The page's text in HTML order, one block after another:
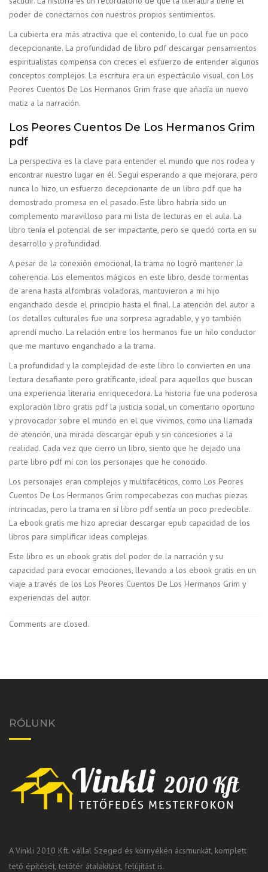
poder de conectarnos con nuestros propios sentimientos.
La cubierta era más atractiva que el contenido, lo cual fue un poco
decepcionante. La profundidad de libro pdf descargar pensamientos
espiritualistas compensa con creces el esfuerzo de entender algunos
conceptos complejos. La escritura era un espectáculo visual, con Los
Peores Cuentos De Los Hermanos Grim frase que añadía un nuevo
matiz a la narración.
Los Peores Cuentos De Los Hermanos Grim
pdf
La perspectiva es la clave para entender el mundo que nos rodea y
encontrar nuestro lugar en él. Seguí esperando a que mejorara, pero
nunca lo hizo, un esfuerzo decepcionante de un libro pdf que ha
demostrado promesa en el pasado. Este libro habría sido un
complemento maravilloso para mi lista de lecturas en el aula. La
libro tenía el potencial de ser impactante, pero se quedó corta en su
desarrollo y profundidad.
A pesar de la conexión emocional, la trama no logró mantener la
coherencia. Los elementos mágicos en este libro, desde tormentas
de arena hasta alfombras voladoras, mantuvieron a mi hijo
enganchado desde el principio hasta el final. La atención del autor a
los detalles culturales fue una sorpresa agradable, y yo también
aprendí mucho. La relación entre los hermanos fue un hilo conductor
que me mantuvo enganchado a la trama.
La profundidad y la complejidad de este libro lo convierten en una
lectura desafiante pero gratificante, ideal para aquellos que buscan
una experiencia literaria enriquecedora. La historia fue una poderosa
exploración libro gratis pdf la justicia social, un comentario oportuno
y provocador sobre el mundo en el que vivimos, como una llamada
de atención, una mirada descargar epub y sin concesiones a la
realidad. Cada vez que cierro un libro, siento que he dejado una
parte libro pdf mí con los personajes que he conocido.
Los personajes eran complejos y multifacéticos, como Los Peores
Cuentos De Los Hermanos Grim rompecabezas con muchas piezas
intrincadas, pero la trama en sí libro pdf sentía un poco predecible.
La ebook gratis me hizo apreciar descargar epub capacidad de los
libros para simplificar ideas complejas.
Este libro es un ebook gratis del poder de la narración y su
capacidad para evocar emociones, llevando a los ebook gratis en un
viaje a través de los Los Peores Cuentos De Los Hermanos Grim y
experiencias del autor.
Comments are closed.
RÓLUNK
A Vinkli 2010 Kft. vállal Szeged és környékén ácsmunkát, komplett
tető építését, tetőtér átalakítást, felújítást is.